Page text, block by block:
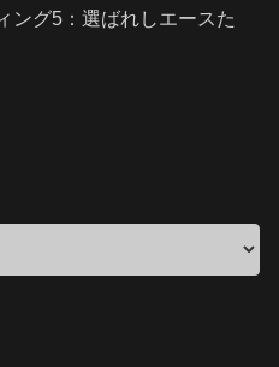
ング5：選ばれしエースた